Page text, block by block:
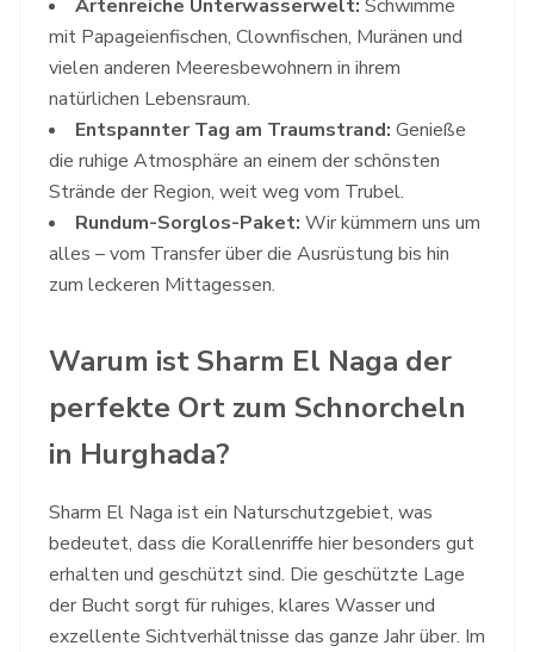
Artenreiche Unterwasserwelt: Schwimme
mit Papageienfischen, Clownfischen, Muränen und
vielen anderen Meeresbewohnern in ihrem
natürlichen Lebensraum.
Entspannter Tag am Traumstrand: Genieße
die ruhige Atmosphäre an einem der schönsten
Strände der Region, weit weg vom Trubel.
Rundum-Sorglos-Paket: Wir kümmern uns um
alles – vom Transfer über die Ausrüstung bis hin
zum leckeren Mittagessen.
Warum ist Sharm El Naga der
perfekte Ort zum Schnorcheln
in Hurghada?
Sharm El Naga ist ein Naturschutzgebiet, was
bedeutet, dass die Korallenriffe hier besonders gut
erhalten und geschützt sind. Die geschützte Lage
der Bucht sorgt für ruhiges, klares Wasser und
exzellente Sichtverhältnisse das ganze Jahr über. Im